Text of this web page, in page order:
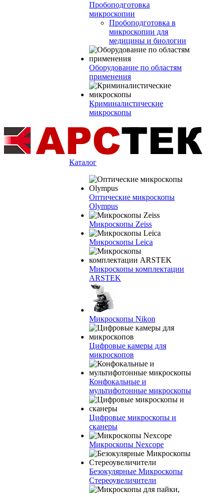
Пробоподготовка
микроскопии
Пробоподготовка в
микроскопии для
медицины и биологии
Оборудование по областям
применения
Криминалистические
микроскопы
Каталог
Оптические микроскопы
Olympus
Микроскопы Zeiss
Микроскопы Leica
Микроскопы комплектации
ARSTEK
Микроскопы Nikon
Цифровые камеры для
микроскопов
Конфокальные и
мультифотонные микроскопы
Цифровые микроскопы и
сканеры
Микроскопы Nexcope
Безокулярные Микроскопы
Стереоувеличители